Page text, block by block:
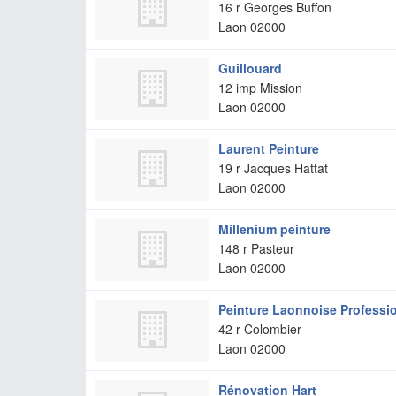
16 r Georges Buffon
Laon 02000
Guillouard
12 imp Mission
Laon 02000
Laurent Peinture
19 r Jacques Hattat
Laon 02000
Millenium peinture
148 r Pasteur
Laon 02000
Peinture Laonnoise
42 r Colombier
Laon 02000
Rénovation Hart